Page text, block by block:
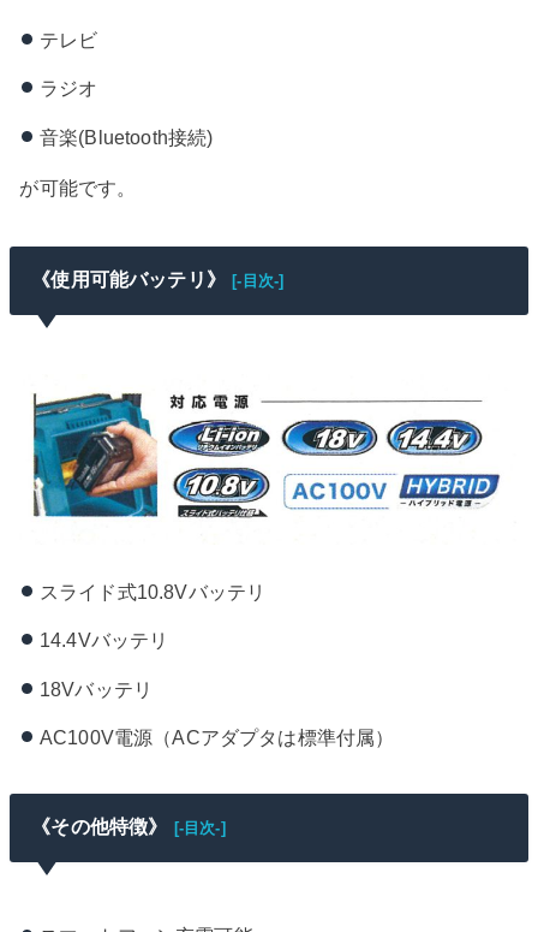
テレビ
ラジオ
音楽(Bluetooth接続)
が可能です。
《使用可能バッテリ》 [-目次-]
スライド式10.8Vバッテリ
14.4Vバッテリ
18Vバッテリ
AC100V電源（ACアダプタは標準付属）
《その他特徴》 [-目次-]